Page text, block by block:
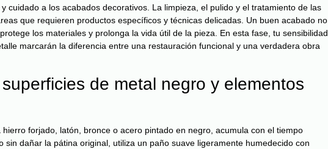
cuidado a los acabados decorativos. La limpieza, el pulido y el tratamiento de las
que requieren productos específicos y técnicas delicadas. Un buen acabado no
los materiales y prolonga la vida útil de la pieza. En esta fase, tu sensibilidad
marcarán la diferencia entre una restauración funcional y una verdadera obra
de metal negro y elementos
forjado, latón, bronce o acero pintado en negro, acumula con el tiempo
sin dañar la pátina original, utiliza un paño suave ligeramente humedecido con